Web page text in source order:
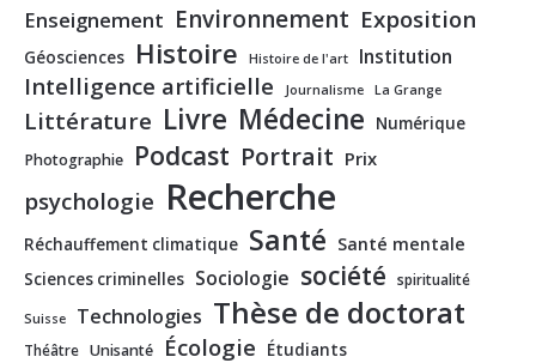
Enseignement Environnement Exposition
Géosciences Histoire Histoire de l'art Institution
Intelligence artificielle Journalisme La Grange
Littérature Livre Médecine Numérique
Photographie Podcast Portrait Prix
psychologie Recherche
Réchauffement climatique Santé Santé mentale
Sciences criminelles Sociologie société spiritualité
Suisse Technologies Thèse de doctorat
Théâtre Unisanté Écologie Étudiants